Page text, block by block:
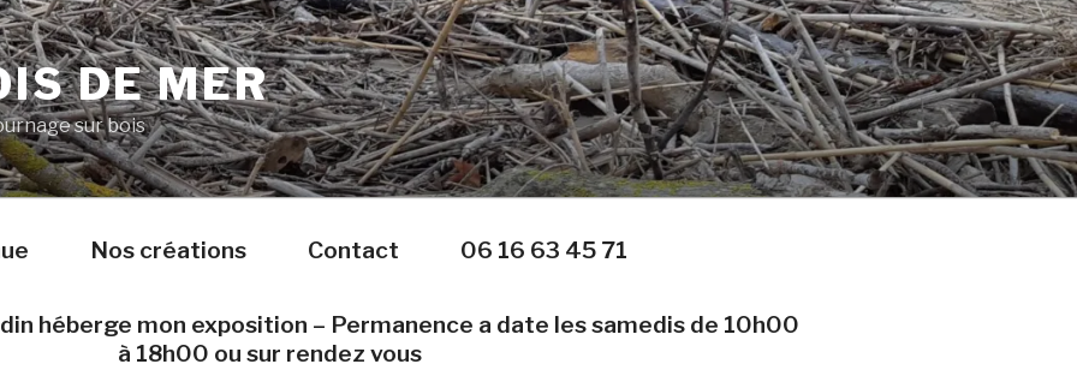
DE MER
sur bois
Nos créations Contact 06 16 63 45 71
héberge mon exposition – Permanence a date les samedis de 10h00
à 18h00 ou sur rendez vous